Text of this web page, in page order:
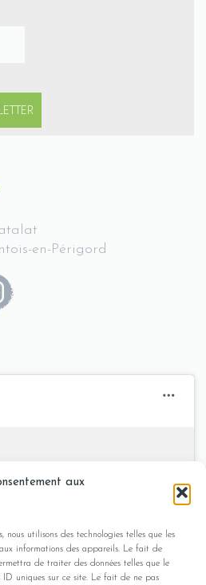
aux
nous utilisons des technologies telles que les
informations des appareils. Le fait de
de traiter des données telles que le
uniques sur ce site. Le fait de ne pas
en-Périgord
Plessis -
en Dordogne
accepter les cookies
activer ce contenu